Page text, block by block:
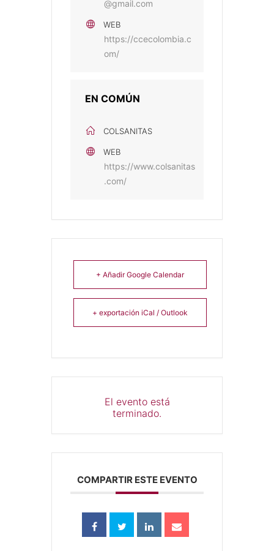
@gmail.com
WEB
https://ccecolombia.c
om/
EN COMÚN
COLSANITAS
WEB
https://www.colsanitas
.com/
+ Añadir Google Calendar
+ exportación iCal / Outlook
El evento está
terminado.
COMPARTIR ESTE EVENTO